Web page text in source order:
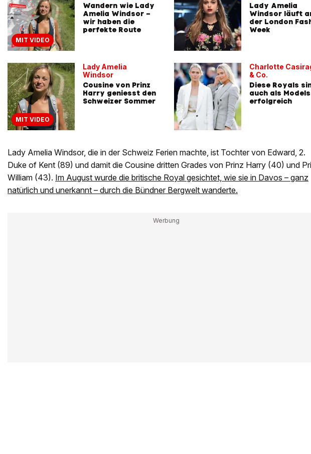
MIT VIDEO
Wandern wie Lady
Amelia Windsor –
wir haben die
perfekte Route
MIT VIDEO
Lady Amelia
Windsor
Cousine von Prinz
Harry geniesst den
Schweizer Sommer
Lady Amelia
Windsor läuft
der London
Week
Charlotte
& Co.
Diese Royals
auch als Models
erfolgreich
Lady Amelia Windsor, die in der Schweiz Ferien machte, ist Tochter von Edward, 2.
Duke of Kent (89) und damit die Cousine dritten Grades von Prinz Harry (40) und
William (43). Im August wurde die britische Royal gesichtet, wie sie in Davos – ganz
natürlich und unerkannt – durch die Bündner Bergwelt wanderte.